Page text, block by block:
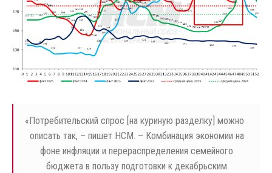
« Потребительский спрос [на куриную разделку] можно
описать так, – пишет НСМ. – Комбинация экономии на
фоне инфляции и перераспределения семейного
бюджета в пользу подготовки к декабрьским